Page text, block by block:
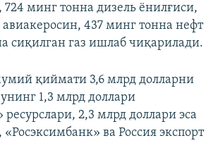
минг тонна дизель ёнилғиси,
437 минг тонна нефт
сиқилган газ ишлаб чиқарилади.
қиймати 3,6 млрд долларни
1,3 млрд доллари
ресурслари, 2,3 млрд доллари эса
ва Россия экспорт